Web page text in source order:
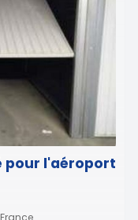
pour l'aéroport